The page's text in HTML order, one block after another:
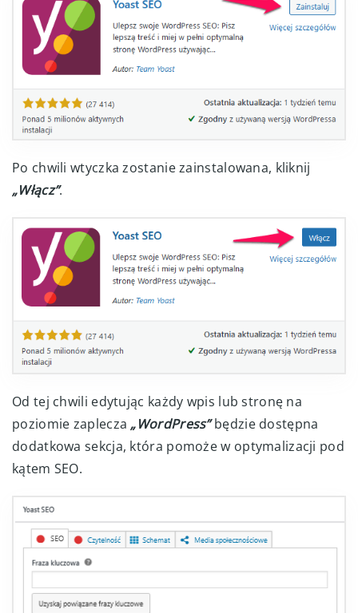
Po chwili wtyczka zostanie zainstalowana, kliknij
„Włącz”.
Od tej chwili edytując każdy wpis lub stronę na
poziomie zaplecza „WordPress”będzie dostępna
dodatkowa sekcja, która pomoże w optymalizacji pod
kątem SEO.